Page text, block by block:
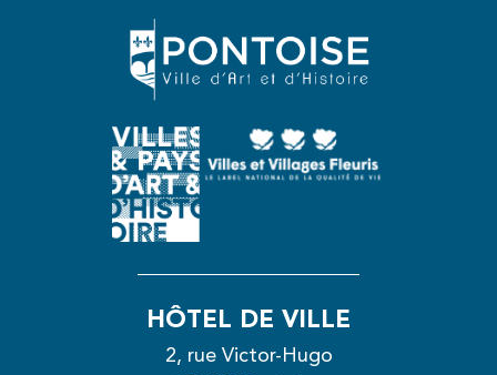
HÔTEL DE VILLE
2, rue Victor-Hugo